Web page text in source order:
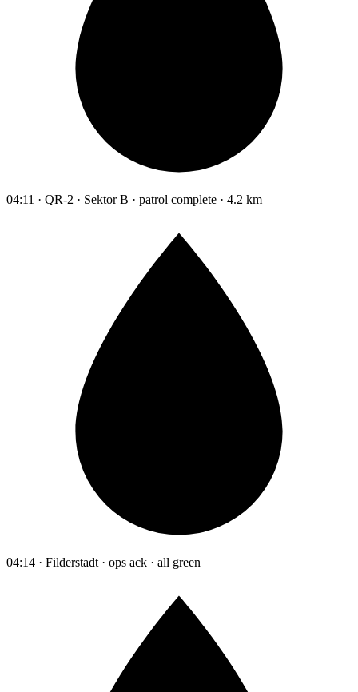
04:11 · QR-2 · Sektor B · patrol complete · 4.2 km
04:14 · Filderstadt · ops ack · all green